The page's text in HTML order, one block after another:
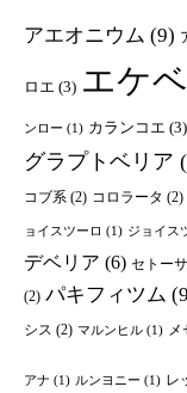
アエオニウム (9)
ロエ (3) エケ
ンロー (1) カランコエ (3)
グラプトベリア
コブ系 (2) コロラータ (2)
ョイスツーロ (1) ジョイス
デベリア (6) セトーサ
(2) パキフィツム
シス (2) マルンヒル (1) メ
アナ (1) ルンヨニー (1) レ